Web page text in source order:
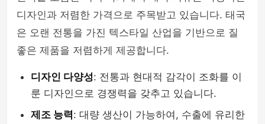
디자인과 저렴한 가격으로 주목받고 있습니다. 태국
은 오랜 전통을 가진 텍스타일 산업을 기반으로 질
좋은 제품을 저렴하게 제공합니다.
디자인 다양성: 전통과 현대적 감각이 조화를 이
룬 디자인으로 경쟁력을 갖추고 있습니다.
제조 능력: 대량 생산이 가능하여, 수출에 유리한